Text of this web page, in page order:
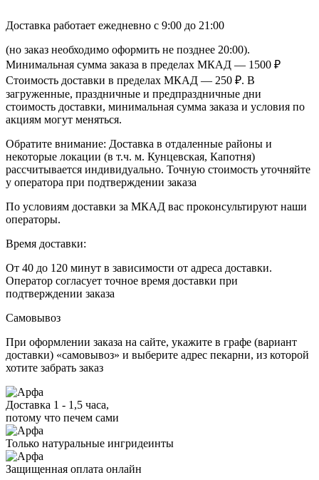
Доставка работает ежедневно с 9:00 до 21:00
(но заказ необходимо оформить не позднее 20:00).
Минимальная сумма заказа в пределах МКАД — 1500 ₽
Стоимость доставки в пределах МКАД — 250 ₽. В
загруженные, праздничные и предпраздничные дни
стоимость доставки, минимальная сумма заказа и условия по
акциям могут меняться.
Обратите внимание: Доставка в отдаленные районы и
некоторые локации (в т.ч. м. Кунцевская, Капотня)
рассчитывается индивидуально. Точную стоимость уточняйте
у оператора при подтверждении заказа
По условиям доставки за МКАД вас проконсультируют наши
операторы.
Время доставки:
От 40 до 120 минут в зависимости от адреса доставки.
Оператор согласует точное время доставки при
подтверждении заказа
Самовывоз
При оформлении заказа на сайте, укажите в графе (вариант
доставки) «самовывоз» и выберите адрес пекарни, из которой
хотите забрать заказ
Доставка 1 - 1,5 часа,
потому что печем сами
Только натуральные ингридеинты
Защищенная оплата онлайн